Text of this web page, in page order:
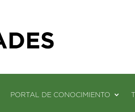
PORTAL DE CONOCIMIENTO